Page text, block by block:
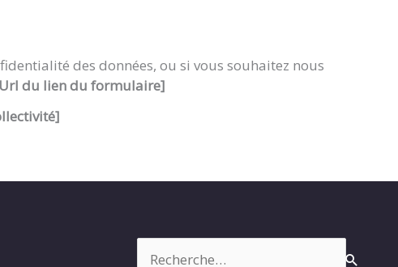
des données, ou si vous souhaitez nous
du lien du formulaire]